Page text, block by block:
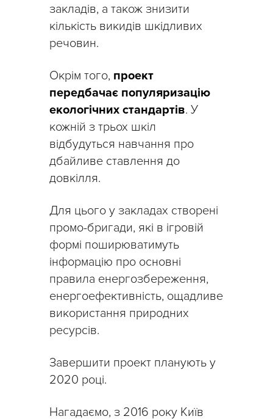
закладів, а також знизити
кількість викидів шкідливих
речовин.
Окрім того, проект
передбачає популяризацію
екологічних стандартів. У
кожній з трьох шкіл
відбудуться навчання про
дбайливе ставлення до
довкілля.
Для цього у закладах створені
промо-бригади, які в ігровій
формі поширюватимуть
інформацію про основні
правила енергозбереження,
енергоефективність, ощадливе
використання природних
ресурсів.
Завершити проект планують у
2020 році.
Нагадаємо, з 2016 року Київ